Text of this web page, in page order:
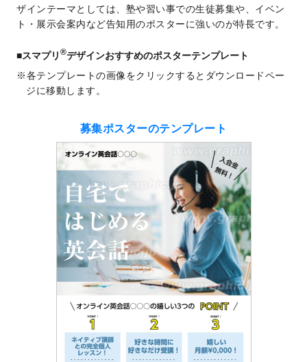
ザインテーマとしては、塾や習い事での生徒募集や、イベン
ト・展示会案内など告知用のポスターに強いのが特長です。
■スマプリ ®デザインおすすめのポスターテンプレート
各テンプレートの画像をクリックするとダウンロードペー
ジに移動します。
募集ポスターのテンプレート